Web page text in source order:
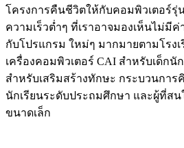
โครงการคืนชีวิตให้กับคอมพิวเตอร์รุ่น
ความเร็วต่ำๆ ที่เราอาจมองเห็นไม่มี
กับโปรแกรม ใหม่ๆ มากมายตามโรง
เครื่องคอมพิวเตอร์ CAI สำหรับเด็กนั
สำหรับเสริมสร้างทักษะ กระบวนกา
นักเรียนระดับประถมศึกษา และผู้ที่สน
ขนาดเล็ก